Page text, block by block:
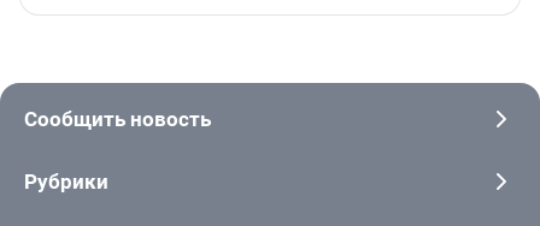
Сообщить новость
Рубрики